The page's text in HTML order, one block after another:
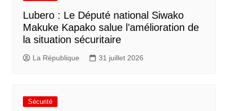
Lubero : Le Député national Siwako
Makuke Kapako salue l’amélioration de
la situation sécuritaire
La République 31 juillet 2026
Sécurité